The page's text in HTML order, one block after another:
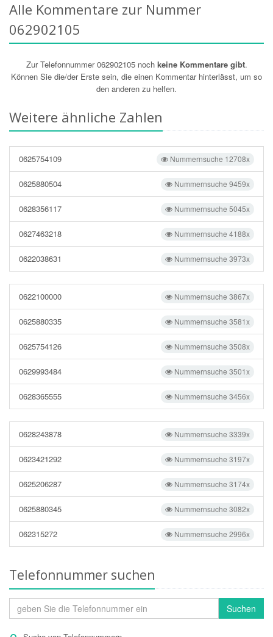
Alle Kommentare zur Nummer
062902105
Zur Telefonnummer 062902105 noch keine Kommentare gibt.
Können Sie die/der Erste sein, die einen Kommentar hinterlässt, um so
den anderen zu helfen.
Weitere ähnliche Zahlen
Nummernsuche 12708x
0625754109
Nummernsuche 9459x
0625880504
Nummernsuche 5045x
0628356117
Nummernsuche 4188x
0627463218
Nummernsuche 3973x
0622038631
Nummernsuche 3867x
0622100000
Nummernsuche 3581x
0625880335
Nummernsuche 3508x
0625754126
Nummernsuche 3501x
0629993484
Nummernsuche 3456x
0628365555
Nummernsuche 3339x
0628243878
Nummernsuche 3197x
0623421292
Nummernsuche 3174x
0625206287
Nummernsuche 3082x
0625880345
Nummernsuche 2996x
062315272
Telefonnummer suchen
Suchen